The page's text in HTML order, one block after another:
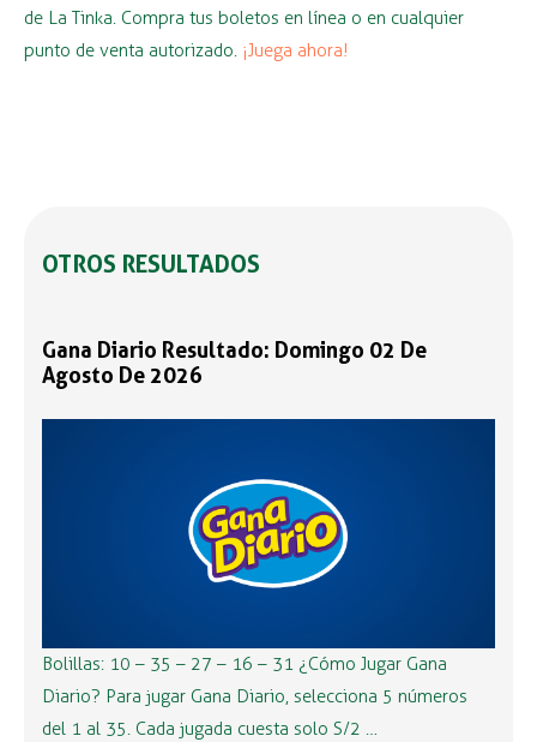
de La Tinka. Compra tus boletos en línea o en cualquier
punto de venta autorizado. ¡Juega ahora!
OTROS RESULTADOS
Gana Diario Resultado: Domingo 02 De
Agosto De 2026
Bolillas: 10 – 35 – 27 – 16 – 31 ¿Cómo Jugar Gana
Diario? Para jugar Gana Diario, selecciona 5 números
del 1 al 35. Cada jugada cuesta solo S/2 …